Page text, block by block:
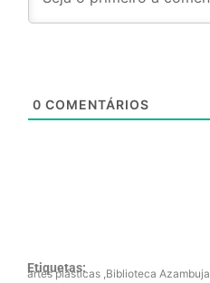
0 COMENTÁRIOS
Etiquetas:
artes plásticas Biblioteca Azambuja